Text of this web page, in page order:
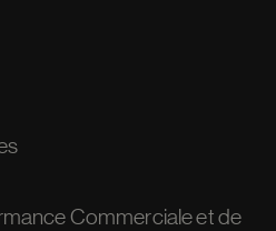
Commerciale et de